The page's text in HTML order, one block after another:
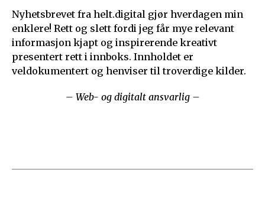
Nyhetsbrevet fra helt.digital gjør hverdagen min
enklere! Rett og slett fordi jeg får mye relevant
informasjon kjapt og inspirerende kreativt
presentert rett i innboks. Innholdet er
veldokumentert og henviser til troverdige kilder.
– Web- og digitalt ansvarlig –